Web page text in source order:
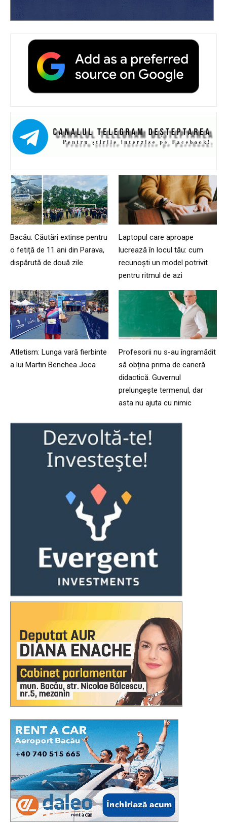
Bacău: Căutări extinse pentru
o fetiță de 11 ani din Parava,
dispărută de două zile
Laptopul care aproape
lucrează în locul tău: cum
recunoști un model potrivit
pentru ritmul de azi
Atletism: Lunga vară fierbinte
a lui Martin Benchea Joca
Profesorii nu s-au îngramădit
să obțina prima de carieră
didactică. Guvernul
prelungește termenul, dar
asta nu ajuta cu nimic